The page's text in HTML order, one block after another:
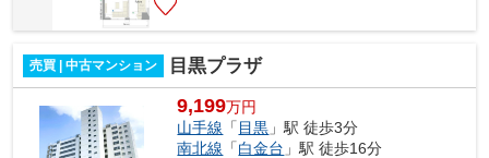
売買 | 中古マンション 目黒プラザ
9,199万円
山手線 「 目黒 」駅 徒歩3分
南北線 「白金台 」駅 徒歩16分